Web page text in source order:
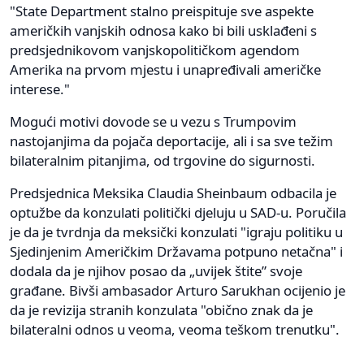
"State Department stalno preispituje sve aspekte
američkih vanjskih odnosa kako bi bili usklađeni s
predsjednikovom vanjskopolitičkom agendom
Amerika na prvom mjestu i unapređivali američke
interese."
Mogući motivi dovode se u vezu s Trumpovim
nastojanjima da pojača deportacije, ali i sa sve težim
bilateralnim pitanjima, od trgovine do sigurnosti.
Predsjednica Meksika Claudia Sheinbaum odbacila je
optužbe da konzulati politički djeluju u SAD-u. Poručila
je da je tvrdnja da meksički konzulati "igraju politiku u
Sjedinjenim Američkim Državama potpuno netačna" i
dodala da je njihov posao da „uvijek štite” svoje
građane. Bivši ambasador Arturo Sarukhan ocijenio je
da je revizija stranih konzulata "obično znak da je
bilateralni odnos u veoma, veoma teškom trenutku".